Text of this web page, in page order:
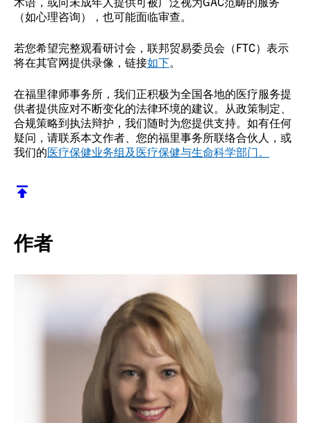
（如心理咨询），也可能面临审查。
若您希望完整观看研讨会，联邦贸易委员会（FTC）表示
将在其官网提供录像，链接如下。
在福里律师事务所，我们正积极为全国各地的医疗服务提
供者提供应对不断变化的法律环境的建议。从政策制定、
合规策略到执法辩护，我们随时为您提供支持。如有任何
疑问，请联系本文作者、您的福里事务所联络合伙人，或
我们的医疗保健业务组及 医疗保健与生命科学部门。
作者